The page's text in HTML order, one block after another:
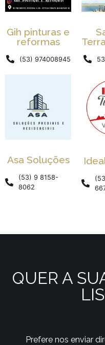
Gih pinturas e
reformas
(53) 974008945
Asa Soluções
(53) 9 8158-
8062
QUER A
Prefere nos enviar